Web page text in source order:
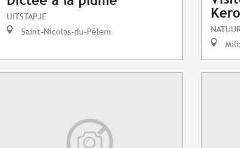
UITSTAPJE
Saint-Nicolas-du-Pélem